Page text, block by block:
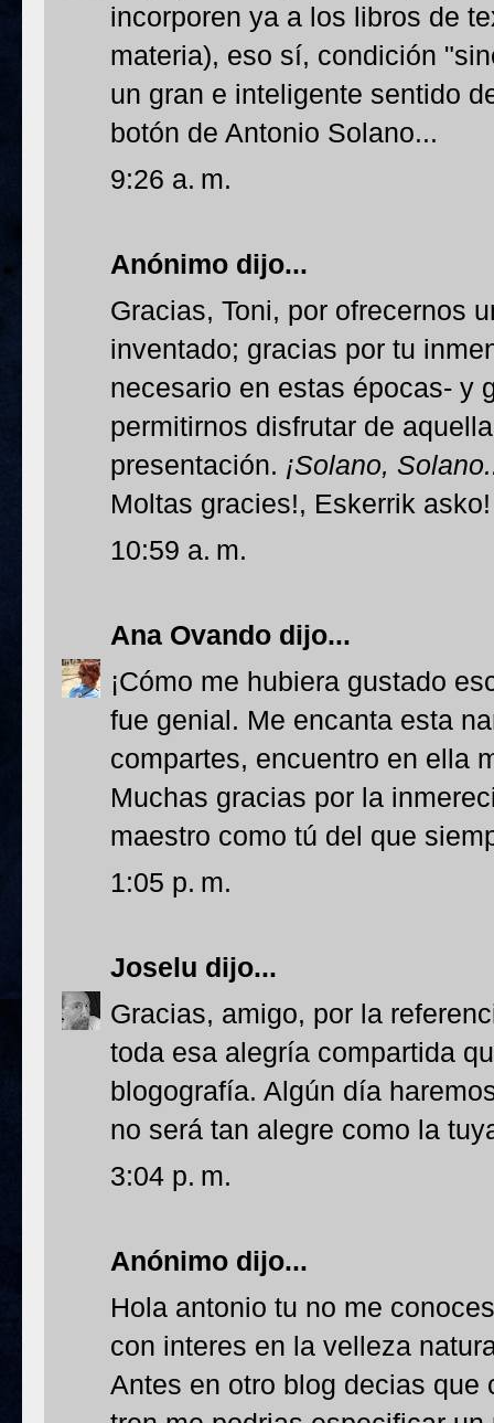
incorporen ya a los libros de
materia), eso sí, condición
un gran e inteligente sentido
botón de Antonio Solano...
9:26 a. m.
Anónimo dijo...
Gracias, Toni, por ofrecernos
inventado; gracias por tu
necesario en estas épocas- y
permitirnos disfrutar de
presentación. ¡Solano,
Moltas gracies!, Eskerrik asko!
10:59 a. m.
Ana Ovando dijo...
¡Cómo me hubiera gustado
fue genial. Me encanta esta
compartes, encuentro en ella
Muchas gracias por la
maestro como tú del que
1:05 p. m.
Joselu dijo...
Gracias, amigo, por la
toda esa alegría compartida
blogografía. Algún día
no será tan alegre como la
3:04 p. m.
Anónimo dijo...
Hola antonio tu no me
con interes en la velleza
Antes en otro blog decias